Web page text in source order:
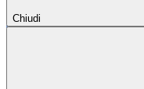
Chiudi